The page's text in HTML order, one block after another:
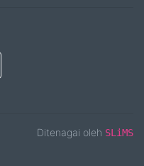
Ditenagai oleh SLiMS